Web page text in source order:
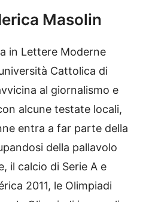
Masolin
in Lettere Moderne
Cattolica di
al giornalismo e
alcune testate locali,
entra a far parte della
della pallavolo
il calcio di Serie A e
2011, le Olimpiadi